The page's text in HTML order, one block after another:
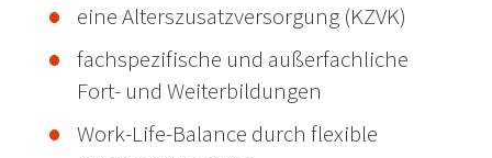
eine Alterszusatzversorgung (KZVK)
fachspezifische und außerfachliche
Fort- und Weiterbildungen
Work-Life-Balance durch flexible